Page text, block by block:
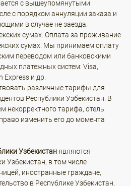
с вышеупомянутыми
с порядком аннуляции заказа и
в случае не заезда.
сумах. Оплата за проживание
сумах. Мы принимаем оплату
переводом или банковскими
платежных систем: Visa,
Express и др.
различные тарифы для
Республики Узбекистан. В
некорректного тарифа, отель
изменить его до момента
Узбекистан являются
Узбекистан, в том числе
иностранные граждане,
в Республике Узбекистан,